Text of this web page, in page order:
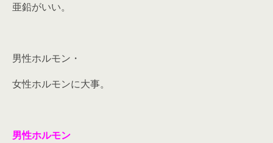
亜鉛がいい。
男性ホルモン・
女性ホルモンに大事。
男性ホルモン